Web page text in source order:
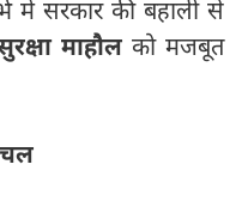
में सरकार की बहाली से
माहौल को मजबूत